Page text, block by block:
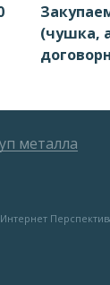
(чушка,
металла